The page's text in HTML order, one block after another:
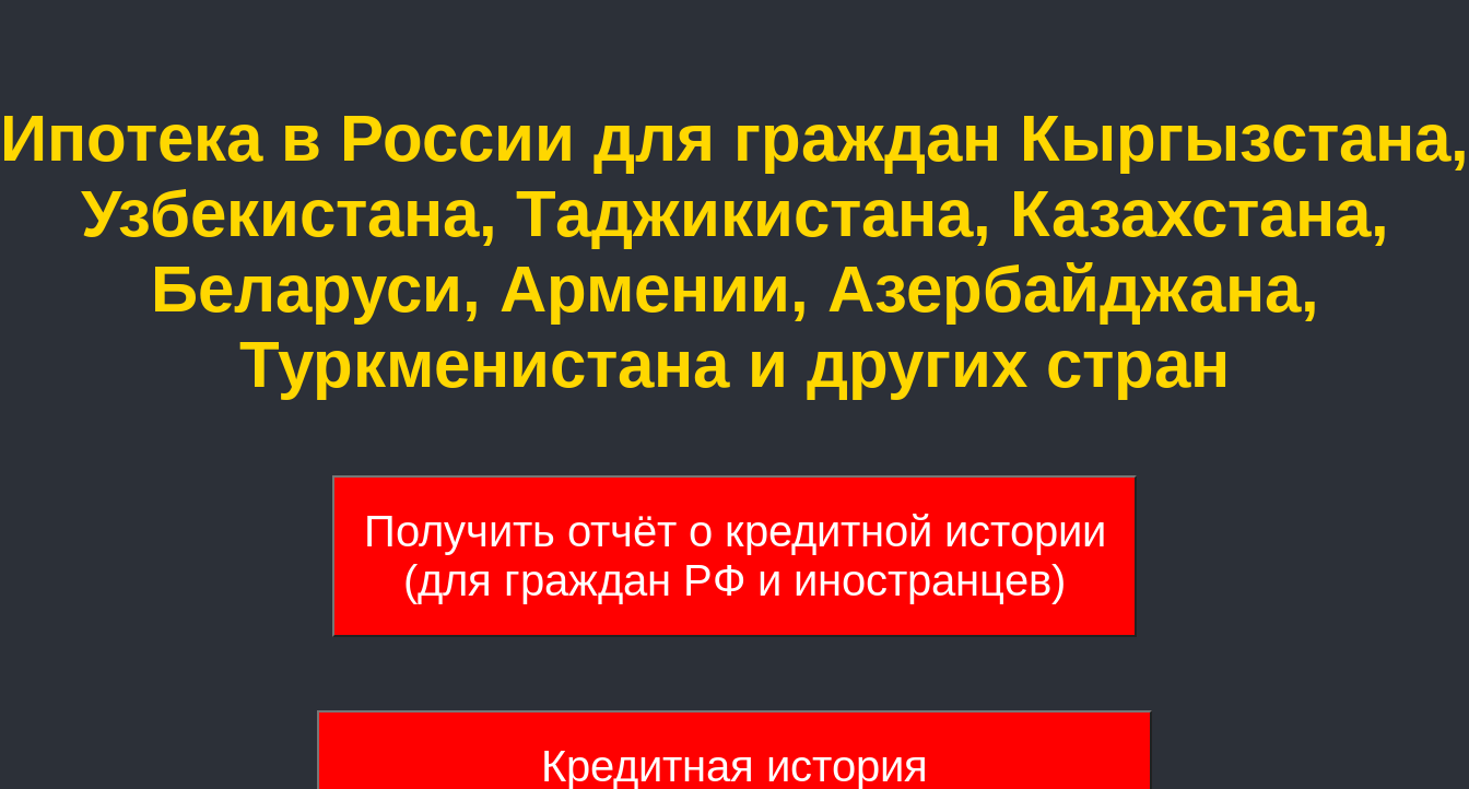
Ипотека в России для граждан Кыргызстана,
Узбекистана, Таджикистана, Казахстана,
Беларуси, Армении, Азербайджана,
Туркменистана и других стран
Получить отчёт о кредитной истории
(для граждан РФ и иностранцев)
Кредитная история